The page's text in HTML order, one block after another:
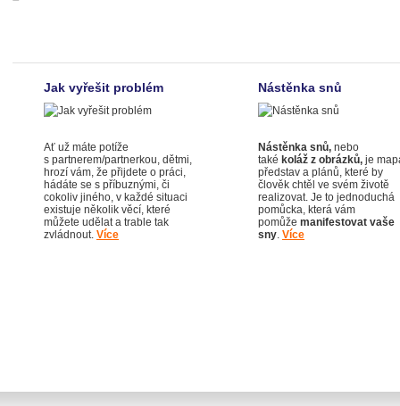
Jak vyřešit problém
Ať už máte potíže
s partnerem/partnerkou, dětmi,
hrozí vám, že přijdete o práci,
hádáte se s příbuznými, či
cokoliv jiného, v každé situaci
existuje několik věcí, které
můžete udělat a trable tak
zvládnout. Více
Nástěnka snů
Nástěnka snů, nebo
také koláž z obrázků, je
představ a plánů, které by
člověk chtěl ve svém životě
realizovat. Je to jednoduchá
pomůcka, která vám
pomůže manifestovat vaše
sny. Více